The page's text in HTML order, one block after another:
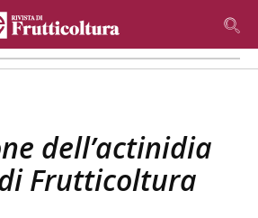
dell’actinidia
Frutticoltura